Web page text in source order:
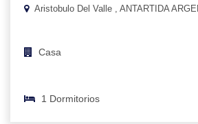
Aristobulo Del Valle , ANTARTIDA
Casa
1 Dormitorios